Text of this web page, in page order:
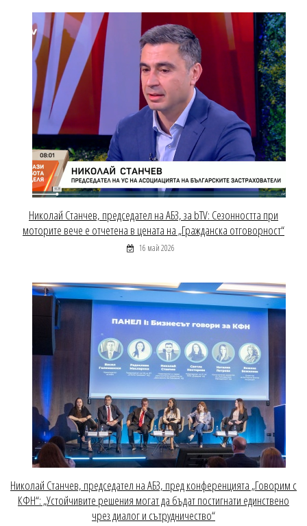
Николай Станчев, председател на АБЗ, за bTV: Сезонността при
моторите вече е отчетена в цената на „Гражданска отговорност“
16 май 2026
Николай Станчев, председател на АБЗ, пред конференцията „Говорим с
КФН“: „Устойчивите решения могат да бъдат постигнати единствено
чрез диалог и сътрудничество“